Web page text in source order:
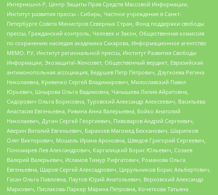
Интернешнл-Р, Центр Защиты Прав Средств Массовой Информации,
Институт развития прессы - Сибирь, Частное учреждение в Санкт-
Петербурге Совета Министров Северных Стран, Фонд поддержки свободы
прессы, Гражданский контроль, Человек и Закон, Общественная комиссия
по сохранению наследия академика Сахарова, Информационное агентство
МЕМО. РУ, Институт региональной прессы, Институт Развития Свободы
Информации, Экозащита!-Женсовет, Общественный вердикт, Евразийская
антимонопольная ассоциация, Бедушев Петр Петрович, Дзугкоева Регина
Николаевна, Кривенко Сергей Владимирович, Милославский Павел
Юрьевич, Шнырова Ольга Вадимовна, Чанышева Лилия Айратовна,
Сидорович Ольга Борисовна, Туровский Александр Алексеевич, Васильева
Анастасия Евгеньевна, Ривина Анна Валерьевна, Бойко Анатолий
Николаевич, Дугин Сергей Георгиевич, Пивоваров Андрей Сергеевич,
Аверин Виталий Евгеньевич, Барахоев Магомед Бекханович, Шарипков
Олег Викторович, Мошель Ирина Ароновна, Шведов Григорий Сергеевич,
Пономарев Лев Александрович, Каргалицкий Борис Юльевич, Созаев
Валерий Валерьевич, Исламов Тимур Рифгатович, Романова Ольга
Евгеньевна, Щаров Сергей Алексадрович, Цирульников Борис Альбертович,
Гасан Ольга Павловна, Паутов Юрий Анатольевич, Верховский Александр
Маркович, Пислакова-Паркер Марина Петровна, Кочеткова Татьяна